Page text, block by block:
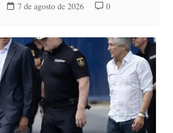
7 de agosto de 2026 0